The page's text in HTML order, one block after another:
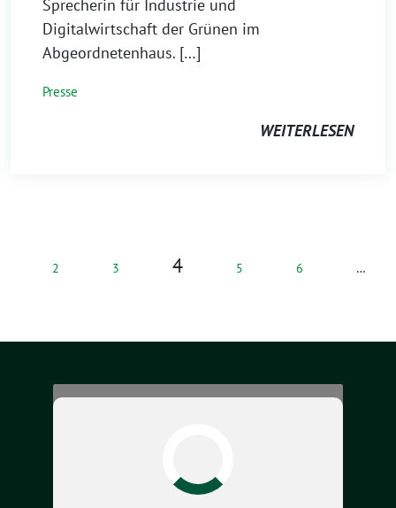
Sprecherin für Industrie und
Digitalwirtschaft der Grünen im
Abgeordnetenhaus. […]
Presse
WEITERLESEN
2 3 4 5 6 …